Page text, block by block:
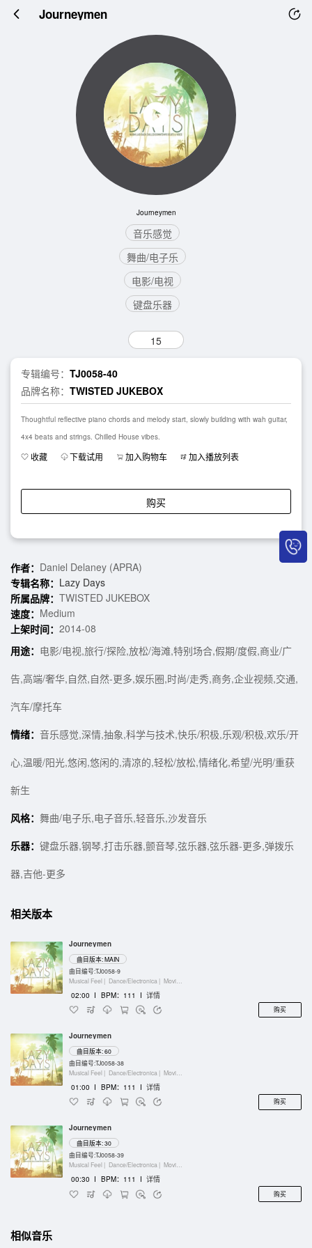
Journeymen
Journeymen
音乐感觉
舞曲/电子乐
电影/电视
键盘乐器
15
专辑编号： TJ0058-40
品牌名称： TWISTED JUKEBOX
Thoughtful reflective piano chords and melody start, slowly building with wah guitar,
4x4 beats and strings. Chilled House vibes.
收藏 下载试用 加入购物车 加入播放列表
购买
作者： Daniel Delaney (APRA)
专辑名称： Lazy Days
所属品牌： TWISTED JUKEBOX
速度： Medium
上架时间： 2014-08
用途： 电影/电视,旅行/探险,放松/海滩,特别场合,假期/度假,商业/广
告,高端/奢华,自然,自然-更多,娱乐圈,时尚/走秀,商务,企业视频,交通,
汽车/摩托车
情绪： 音乐感觉,深情,抽象,科学与技术,快乐/积极,乐观/积极,欢乐/开
心,温暖/阳光,悠闲,悠闲的,清凉的,轻松/放松,情绪化,希望/光明/重获
新生
风格： 舞曲/电子乐,电子音乐,轻音乐,沙发音乐
乐器： 键盘乐器,钢琴,打击乐器,颤音琴,弦乐器,弦乐器-更多,弹拨乐
器,吉他-更多
相关版本
Journeymen
曲目版本: MAIN
曲目编号:TJ0058-9
Musical Feel | Dance/Electronica | Movie/Film/Tv |
02:00 I BPM：111 I 详情
购买
Journeymen
曲目版本: 60
曲目编号:TJ0058-38
Musical Feel | Dance/Electronica | Movie/Film/Tv |
01:00 I BPM：111 I 详情
购买
Journeymen
曲目版本: 30
曲目编号:TJ0058-39
Musical Feel | Dance/Electronica | Movie/Film/Tv |
00:30 I BPM：111 I 详情
购买
相似音乐